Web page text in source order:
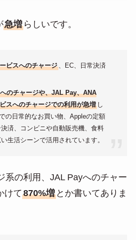
急増らしいです。
ビスへのチャージ、EC、日常決済
のチャージや、JAL Pay、ANA
スへのチャージでの利用が急増 し
の日常的なお買い物、Appleの定額
済、コンビニや自動販売機、食料
生活シーンで活用されています。
系の利用、JAL Payへのチャー
けて870%増とか書いてありま